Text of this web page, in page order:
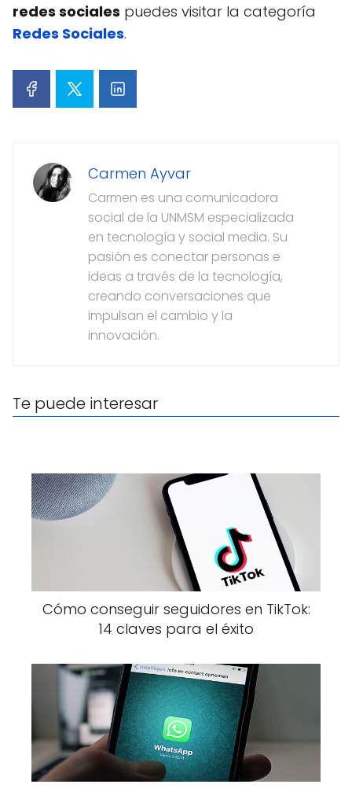
redes sociales puedes visitar la categoría
Redes Sociales.
Carmen Ayvar
Carmen es una comunicadora
social de la UNMSM especializada
en tecnología y social media. Su
pasión es conectar personas e
ideas a través de la tecnología,
creando conversaciones que
impulsan el cambio y la
innovación.
Te puede interesar
Cómo conseguir seguidores en TikTok:
14 claves para el éxito